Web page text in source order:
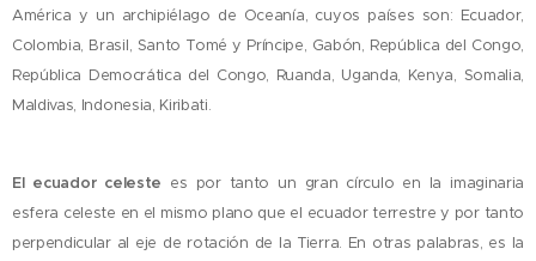
América y un archipiélago de Oceanía, cuyos países son: Ecuador,
Colombia, Brasil, Santo Tomé y Príncipe, Gabón, República del Congo,
República Democrática del Congo, Ruanda, Uganda, Kenya, Somalia,
Maldivas, Indonesia, Kiribati.
El ecuador celeste es por tanto un gran círculo en la imaginaria
esfera celeste en el mismo plano que el ecuador terrestre y por tanto
perpendicular al eje de rotación de la Tierra. En otras palabras, es la